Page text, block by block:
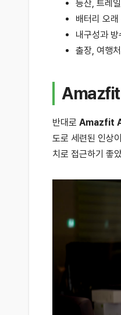
등산, 트레
배터리 오래
내구성과
출장, 여행
Amazfit
반대로 Amazfit
도로 세련된 인상
치로 접근하기 좋